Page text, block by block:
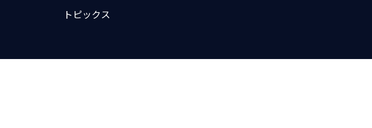
トピックス